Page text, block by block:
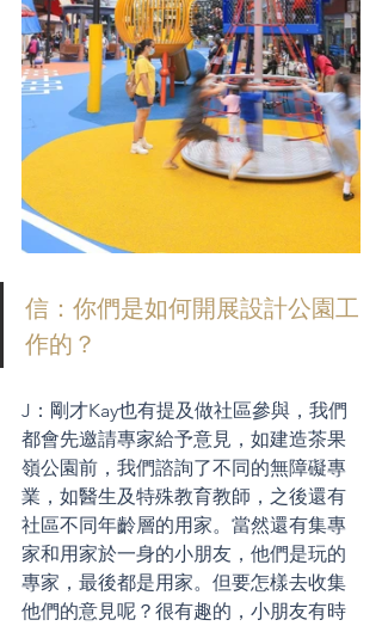
信：你們是如何開展設計公園工
作的？
J：剛才Kay也有提及做社區參與，我們
都會先邀請專家給予意見，如建造茶果
嶺公園前，我們諮詢了不同的無障礙專
業，如醫生及特殊教育教師，之後還有
社區不同年齡層的用家。當然還有集專
家和用家於一身的小朋友，他們是玩的
專家，最後都是用家。但要怎樣去收集
他們的意見呢？很有趣的，小朋友有時